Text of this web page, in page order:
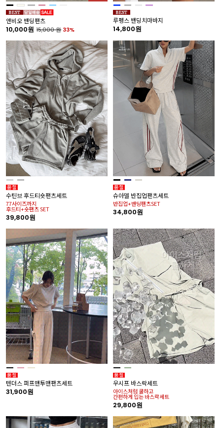
앤비오 밴딩팬츠
10,000원 15,000원 33%
루펭스 밴딩치마바지
14,800원
수틴브 후드티숏팬츠세트
77사이즈까지
후드티+숏팬츠 SET
39,800원
슈아델 반집업팬츠세트
반집업+밴딩팬츠SET
34,800원
텐더스 퍼프맨투맨팬츠세트
31,900원
우시프 바스락세트
아이스처럼 쿨하고
간편하게 입는 바스락세트
29,800원